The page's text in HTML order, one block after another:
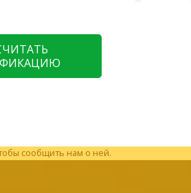
сообщить нам о ней.